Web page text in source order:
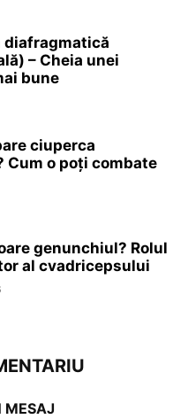
diafragmatică
– Cheia unei
bune
ciuperca
Cum o poți combate
genunchiul? Rolul
al cvadricepsului
MESAJ